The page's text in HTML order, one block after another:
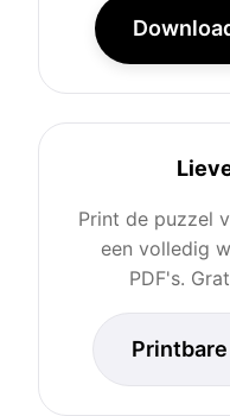
Print de puzzel
een volledig
PDF's.